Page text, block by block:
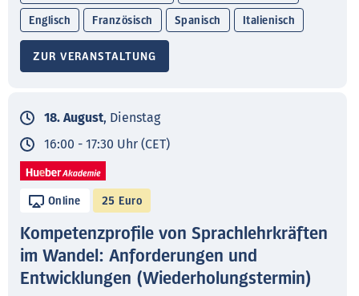
Englisch Französisch Spanisch Italienisch
ZUR VERANSTALTUNG
18. August, Dienstag
16:00 - 17:30 Uhr (CET)
Online 25 Euro
Kompetenzprofile von Sprachlehrkräften
im Wandel: Anforderungen und
Entwicklungen (Wiederholungstermin)